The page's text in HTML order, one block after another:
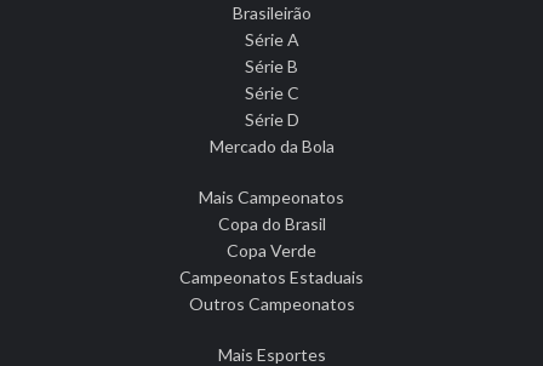
Brasileirão
Série A
Série B
Série C
Série D
Mercado da Bola
Mais Campeonatos
Copa do Brasil
Copa Verde
Campeonatos Estaduais
Outros Campeonatos
Mais Esportes